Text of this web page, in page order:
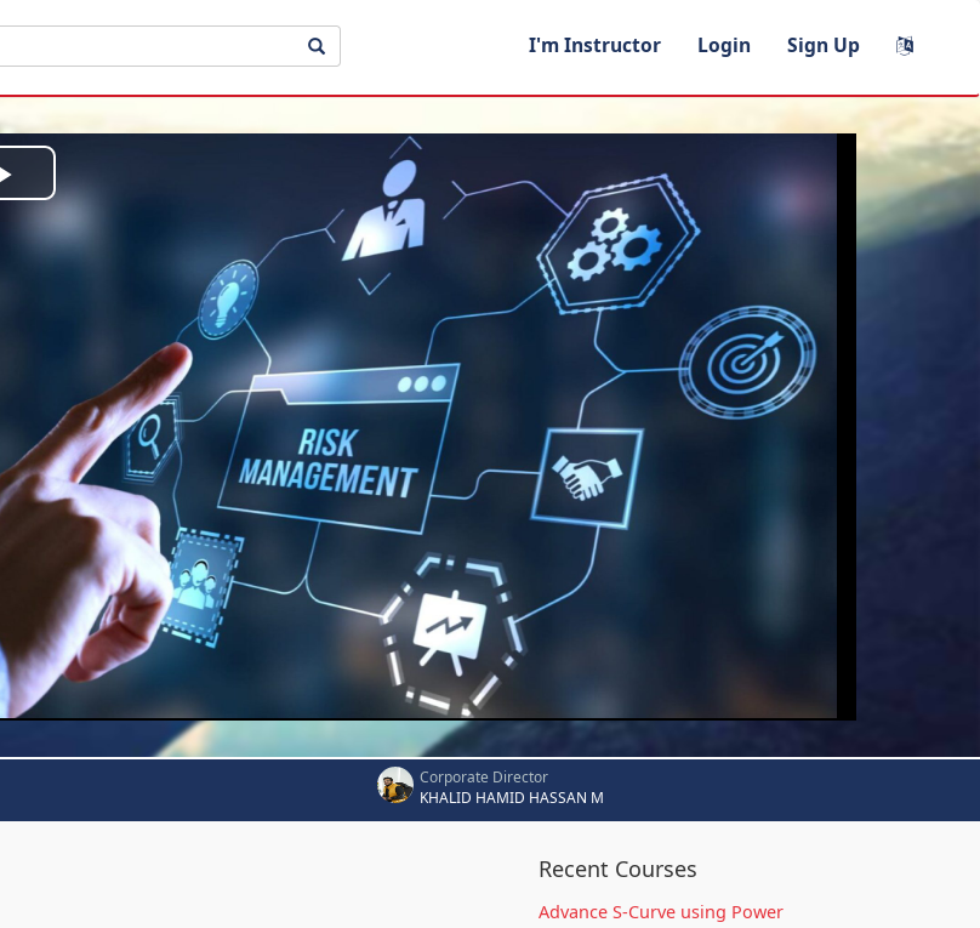
I'm Instructor Login Sign Up
Play
Video
Corporate Director
KHALID HAMID HASSAN M
Recent Courses
Advance S-Curve using Power